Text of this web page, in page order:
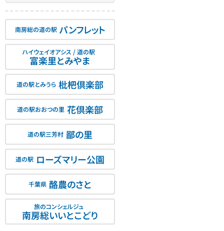
南房総の道の駅 パンフレット
ハイウェイオアシス / 道の駅
富楽里とみやま
道の駅とみうら 枇杷倶楽部
道の駅おおつの里 花倶楽部
道の駅三芳村 鄙の里
道の駅 ローズマリー公園
千葉県 酪農のさと
旅のコンシェルジュ
南房総いいとこどり